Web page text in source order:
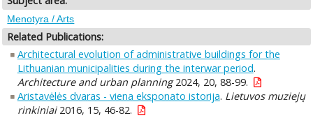
Menotyra / Arts
Related Publications:
Architectural evolution of administrative buildings for the
Lithuanian municipalities during the interwar period.
Architecture and urban planning2024, 20, 88-99.
Aristavėlės dvaras - viena eksponato istorija. Lietuvos muziejų
rinkiniai2016, 15, 46-82.